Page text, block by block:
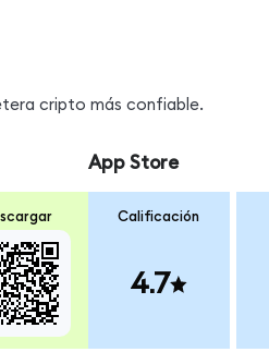
cripto más confiable.
App Store
Calificación
4.7